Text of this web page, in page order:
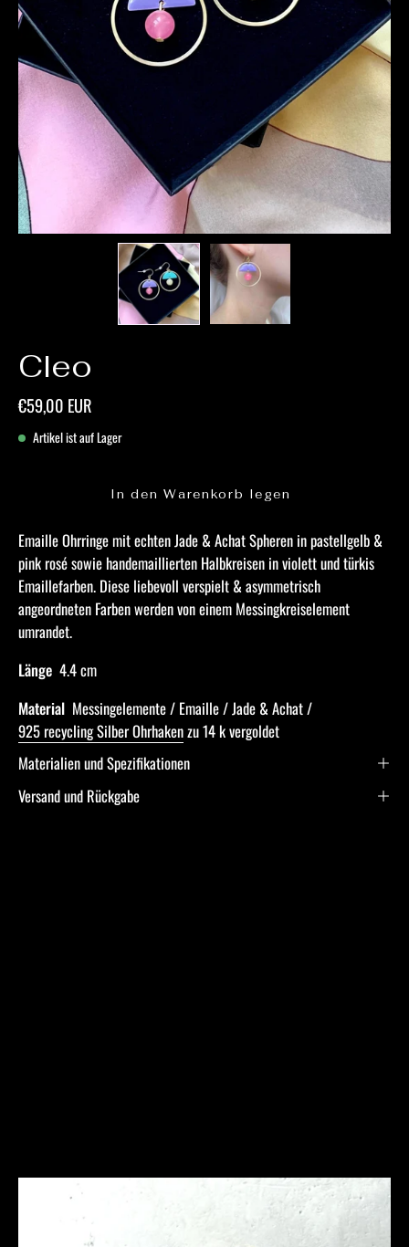
Cleo
€59,00 EUR
Artikel ist auf Lager
In den Warenkorb legen
Emaille Ohrringe mit echten Jade & Achat Spheren in pastellgelb &
pink rosé sowie handemaillierten Halbkreisen in violett und türkis
Emaillefarben. Diese liebevoll verspielt & asymmetrisch
angeordneten Farben werden von einem Messingkreiselement
umrandet.
Länge 4.4 cm
Material Messingelemente / Emaille / Jade & Achat /
925 recycling Silber Ohrhakenzu 14 k vergoldet
Materialien und Spezifikationen
Versand und Rückgabe